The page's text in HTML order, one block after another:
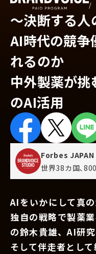
/
〜決断する人
AI時代の競争
れるのか
中外製薬が挑
のAI活用
Forbes
世界38カ国､
AIをいかにして真
独自の戦略で製薬
の鈴木貴雄、AI研
そして伴走者とし